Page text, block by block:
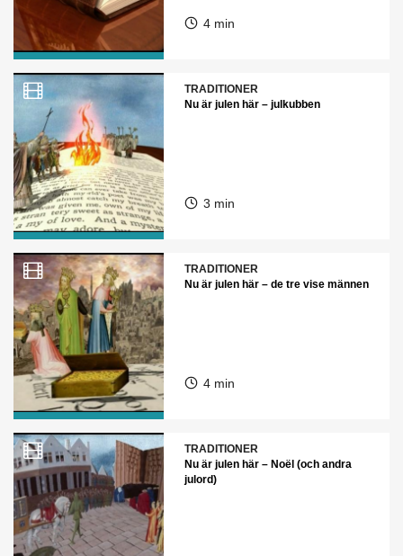
4 min
TRADITIONER
Nu är julen här – julkubben
3 min
TRADITIONER
Nu är julen här – de tre vise männen
4 min
TRADITIONER
Nu är julen här – Noël (och andra
julord)